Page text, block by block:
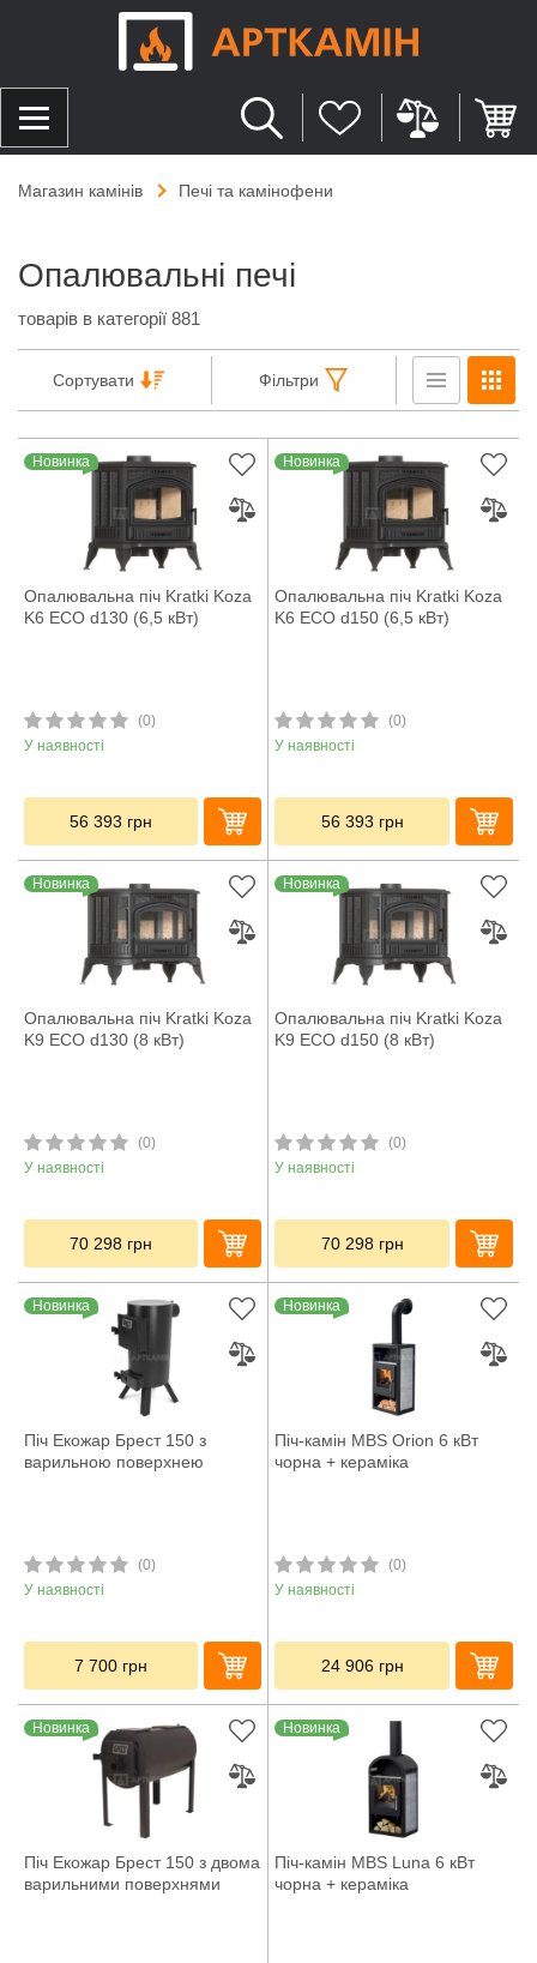
Магазин камінів Печі та камінофени
Опалювальні печі
товарів в категорії 881
Сортувати Фільтри
Новинка
Опалювальна піч Kratki Koza
K6 ECO d130 (6,5 кВт)
(0)
У наявності
56 393 грн
Новинка
Опалювальна піч Kratki Koza
K6 ECO d150 (6,5 кВт)
(0)
У наявності
56 393 грн
Новинка
Опалювальна піч Kratki Koza
K9 ECO d130 (8 кВт)
(0)
У наявності
70 298 грн
Новинка
Опалювальна піч Kratki Koza
K9 ECO d150 (8 кВт)
(0)
У наявності
70 298 грн
Новинка
Піч Екожар Брест 150 з
варильною поверхнею
(0)
У наявності
7 700 грн
Новинка
Піч-камін MBS Orion 6 кВт
чорна + кераміка
(0)
У наявності
24 906 грн
Новинка
Піч Екожар Брест 150 з двома
варильними поверхнями
Новинка
Піч-камін MBS Luna 6 кВт
чорна + кераміка